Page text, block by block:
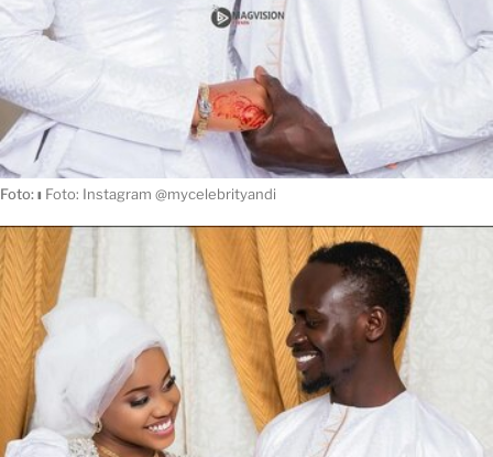
Foto:ı Foto: Instagram @mycelebrityandi